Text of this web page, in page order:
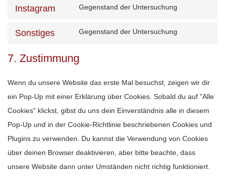
Instagram
Gegenstand der Untersuchung
Sonstiges
Gegenstand der Untersuchung
sonstiges
7. Zustimmung
Wenn du unsere Website das erste Mal besuchst, zeigen wir dir
ein Pop-Up mit einer Erklärung über Cookies. Sobald du auf "Alle
Cookies" klickst, gibst du uns dein Einverständnis alle in diesem
Pop-Up und in der Cookie-Richtlinie beschriebenen Cookies und
Plugins zu verwenden. Du kannst die Verwendung von Cookies
über deinen Browser deaktivieren, aber bitte beachte, dass
unsere Website dann unter Umständen nicht richtig funktioniert.